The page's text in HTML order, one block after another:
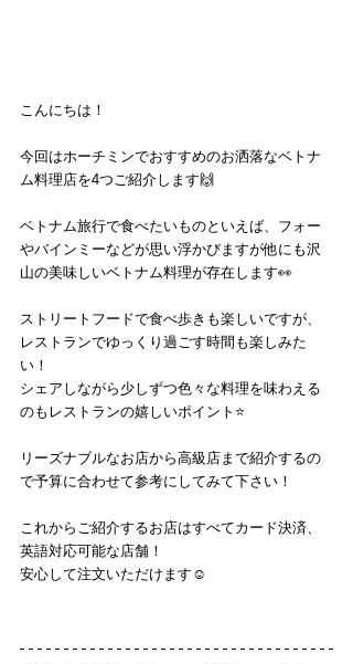
こんにちは！
今回はホーチミンでおすすめのお洒落なベトナ
ム料理店を4つご紹介します🙌
ベトナム旅行で食べたいものといえば、フォー
やバインミーなどが思い浮かびますが他にも沢
山の美味しいベトナム料理が存在します👀
ストリートフードで食べ歩きも楽しいですが、
レストランでゆっくり過ごす時間も楽しみた
い！
シェアしながら少しずつ色々な料理を味わえる
のもレストランの嬉しいポイント⭐️
リーズナブルなお店から高級店まで紹介するの
で予算に合わせて参考にしてみて下さい！
これからご紹介するお店はすべてカード決済、
英語対応可能な店舗！
安心して注文いただけます☺️